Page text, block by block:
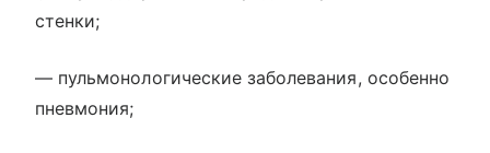
стенки;
— пульмонологические заболевания, особенно
пневмония;